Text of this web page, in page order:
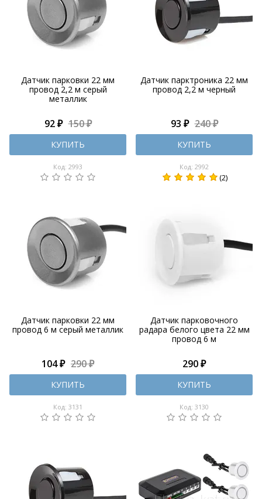
Датчик парковки 22 мм
провод 2,2 м серый
металлик
92 ₽ 150 ₽
КУПИТЬ
Код: 2993
Датчик парктроника 22 мм
провод 2,2 м черный
93 ₽ 240 ₽
КУПИТЬ
Код: 2992
(2)
Датчик парковки 22 мм
провод 6 м серый металлик
104 ₽ 290 ₽
КУПИТЬ
Код: 3131
Датчик парковочного
радара белого цвета 22 мм
провод 6 м
290 ₽
КУПИТЬ
Код: 3130